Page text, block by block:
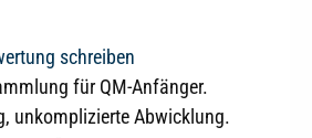
von 5 von 5 Sternen
schreiben
für QM-Anfänger.
unkomplizierte Abwicklung.